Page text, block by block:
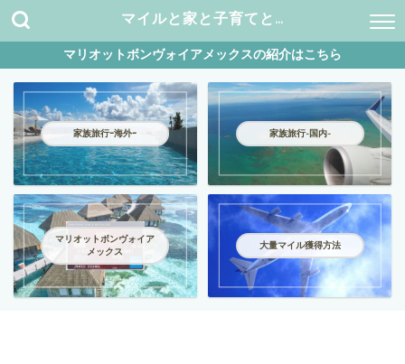
マイルと家と子育てと…
マリオットボンヴォイアメックスの紹介はこちら
家族旅行ｰ海外ｰ 家族旅行-国内-
マリオットボンヴォイア
メックス
大量マイル獲得方法